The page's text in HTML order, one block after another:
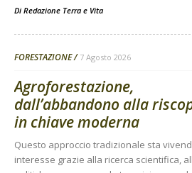
Di Redazione Terra e Vita
FORESTAZIONE 7 Agosto 2026
Agroforestazione,
dall’abbandono alla
in chiave moderna
Questo approccio tradizionale sta
interesse grazie alla ricerca scientifica,